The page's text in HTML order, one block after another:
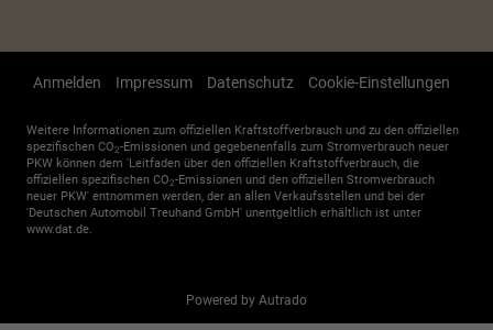
Anmelden Impressum Datenschutz Cookie-Einstellungen
Weitere Informationen zum offiziellen Kraftstoffverbrauch und zu den offiziellen
spezifischen CO2-Emissionen und gegebenenfalls zum Stromverbrauch neuer
PKW können dem 'Leitfaden über den offiziellen Kraftstoffverbrauch, die
offiziellen spezifischen CO2-Emissionen und den offiziellen Stromverbrauch
neuer PKW' entnommen werden, der an allen Verkaufsstellen und bei der
'Deutschen Automobil Treuhand GmbH' unentgeltlich erhältlich ist unter
www.dat.de.
Powered by Autrado